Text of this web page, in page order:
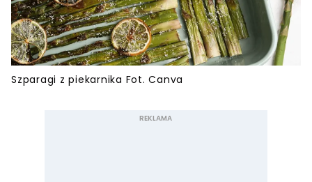
Szparagi z piekarnika Fot. Canva